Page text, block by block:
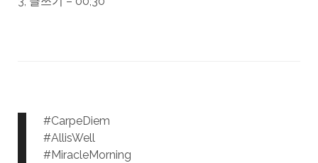
#CarpeDiem
#AllisWell
#MiracleMorning